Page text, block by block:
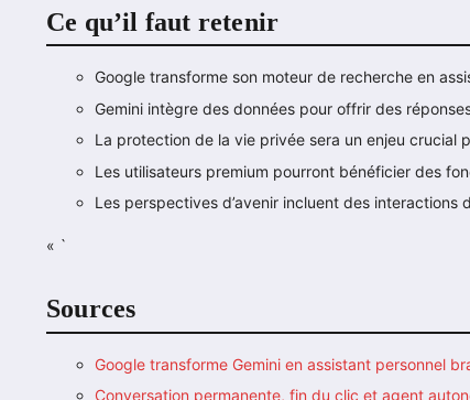
Ce qu’il faut retenir
Google transforme son moteur de recherche en
Gemini intègre des données pour offrir des
La protection de la vie privée sera un enjeu crucial
Les utilisateurs premium pourront bénéficier des
Les perspectives d’avenir incluent des interactions
« `
Sources
Google transforme Gemini en assistant personnel
Conversation permanente, fin du clic et agent